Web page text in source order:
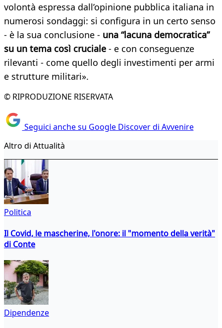
volontà espressa dall’opinione pubblica italiana in
numerosi sondaggi: si configura in un certo senso
- è la sua conclusione - una “lacuna democratica”
su un tema così cruciale - e con conseguenze
rilevanti - come quello degli investimenti per armi
e strutture militari».
© RIPRODUZIONE RISERVATA
Seguici anche su Google Discover di Avvenire
Altro di Attualità
Politica
Il Covid, le mascherine, l'onore: il "momento della verità"
di Conte
Dipendenze